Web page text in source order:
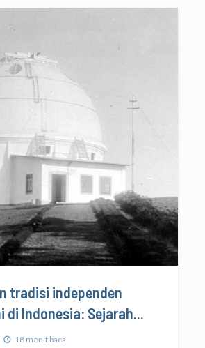
tradisi independen
di Indonesia: Sejarah...
18 menit baca